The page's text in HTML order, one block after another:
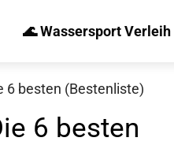
🌊 Wassersport Verleih
6 besten (Bestenliste)
6 besten